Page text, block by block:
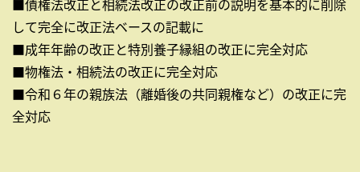
■債権法改正と相続法改正の改正前の説明を基本的に削除
して完全に改正法ベースの記載に
■成年年齢の改正と特別養子縁組の改正に完全対応
■物権法・相続法の改正に完全対応
■令和６年の親族法（離婚後の共同親権など）の改正に完
全対応